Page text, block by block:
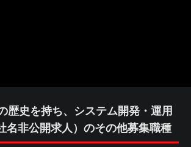
歴史を持ち、システム開発・運用
名非公開求人）のその他募集職種